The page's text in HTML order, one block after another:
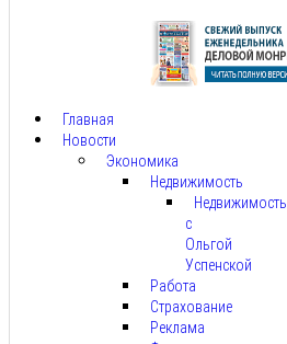
Главная
Новости
Экономика
Недвижимость
Недвижимость
с
Ольгой
Успенской
Работа
Страхование
Реклама